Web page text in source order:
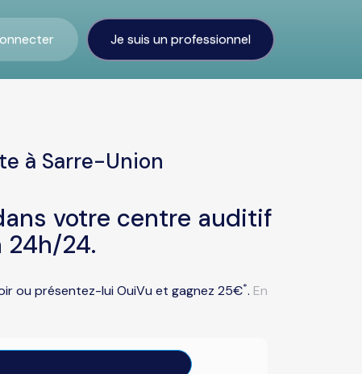
Je suis un professionnel
à Sarre-Union
votre centre auditif
24h/24.
ou présentez-lui OuiVu et gagnez 25€*. En